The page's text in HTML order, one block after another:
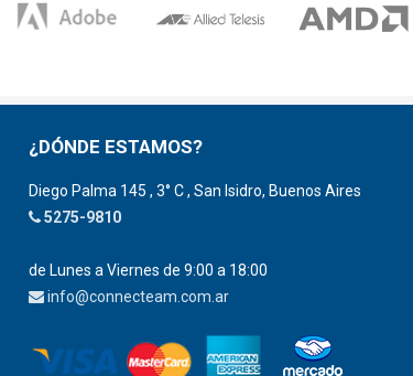
¿DÓNDE ESTAMOS?
Diego Palma 145 , 3° C , San Isidro, Buenos Aires
5275-9810
de Lunes a Viernes de 9:00 a 18:00
info@connecteam.com.ar